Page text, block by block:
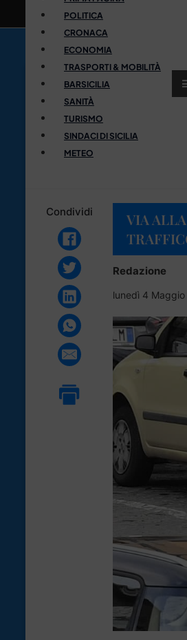
POLITICA
CRONACA
ECONOMIA
TRASPORTI & MOBILITÀ
BARSICILIA
SANITÀ
TURISMO
SINDACI DI SICILIA
METEO
Condividi
VIA
Redazione
lunedì 4